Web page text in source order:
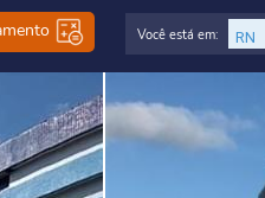
Você está em: